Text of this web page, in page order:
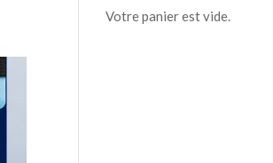
Votre panier est vide.